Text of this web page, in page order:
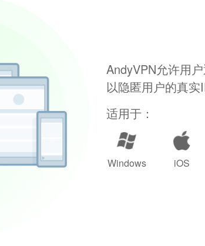
AndyVPN允许用
以隐匿用户的真实
适用于：
Windows iOS